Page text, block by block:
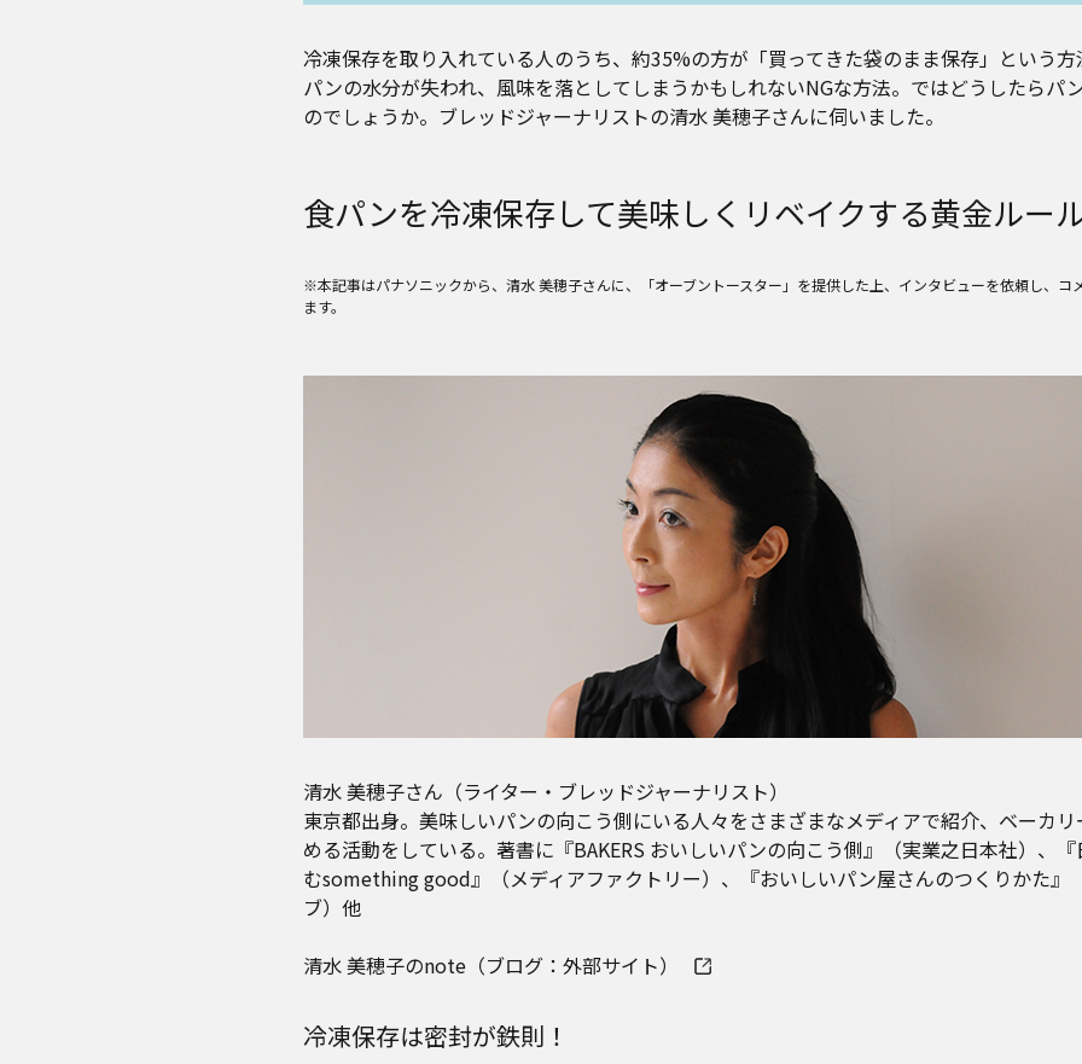
冷凍保存を取り入れている人のうち、約35%の方が「買ってきた袋のまま保存」という
パンの水分が失われ、風味を落としてしまうかもしれないNGな方法。ではどうしたらパ
のでしょうか。ブレッドジャーナリストの清水 美穂子さんに伺いました。
食パンを冷凍保存して美味しくリベイクする黄金ルー
※本記事はパナソニックから、清水 美穂子さんに、「オーブントースター」を提供した上、インタビューを依頼し、コ
ます。
清水 美穂子さん（ライター・ブレッドジャーナリスト）
東京都出身。美味しいパンの向こう側にいる人々をさまざまなメディアで紹介、ベーカ
める活動をしている。著書に『BAKERS おいしいパンの向こう側』（実業之日本社）、
むsomething good』（メディアファクトリー）、『おいしいパン屋さんのつくりかた』
ブ）他
清水 美穂子のnote（ブログ：外部サイト）
冷凍保存は密封が鉄則！